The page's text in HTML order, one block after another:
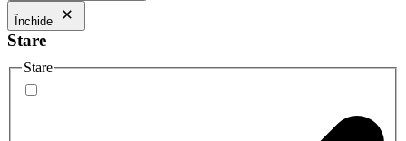
Închide
Stare
Stare